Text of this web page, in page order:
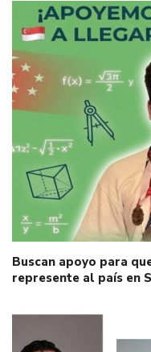
Buscan apoyo para
represente al país en